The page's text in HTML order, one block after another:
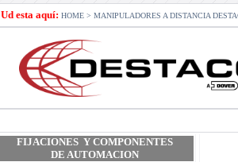
Ud esta aquí: HOME >MANIPULADORES A DISTANCIA
FIJACIONES Y COMPONENTES
DE AUTOMACION